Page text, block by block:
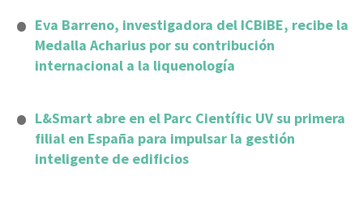
Eva Barreno, investigadora del ICBiBE, recibe la
Medalla Acharius por su contribución
internacional a la liquenología
L&Smart abre en el Parc Científic UV su primera
filial en España para impulsar la gestión
inteligente de edificios